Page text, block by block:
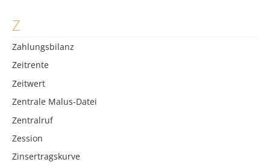
Z
Zahlungsbilanz
Zeitrente
Zeitwert
Zentrale Malus-Datei
Zentralruf
Zession
Zinsertragskurve